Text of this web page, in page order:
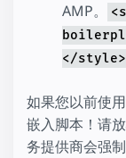
AMP。
</style>
如果您以前使
嵌入脚本！请
务提供商会强